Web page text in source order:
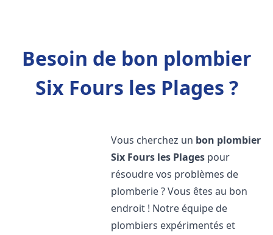
Besoin de bon plombier
Six Fours les Plages ?
Vous cherchez un bon plombier
Six Fours les Plages pour
résoudre vos problèmes de
plomberie ? Vous êtes au bon
endroit ! Notre équipe de
plombiers expérimentés et